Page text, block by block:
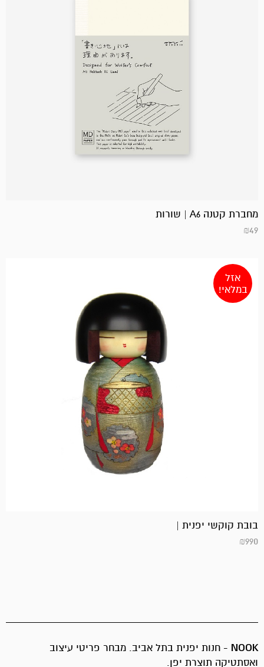
מחברת קטנה A6 | שורות
₪49
אזל
במלאי!
בובת קוקשי יפנית |
₪990
NOOK - חנות יפנית בתל אביב. מבחר פריטי עיצוב
ואסתטיקה תוצרת יפן.